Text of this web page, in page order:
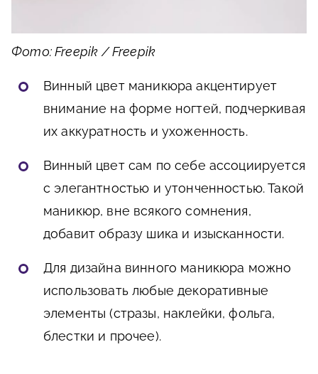
Фото: Freepik / Freepik
Винный цвет маникюра акцентирует
внимание на форме ногтей, подчеркивая
их аккуратность и ухоженность.
Винный цвет сам по себе ассоциируется
с элегантностью и утонченностью. Такой
маникюр, вне всякого сомнения,
добавит образу шика и изысканности.
Для дизайна винного маникюра можно
использовать любые декоративные
элементы (стразы, наклейки, фольга,
блестки и прочее).